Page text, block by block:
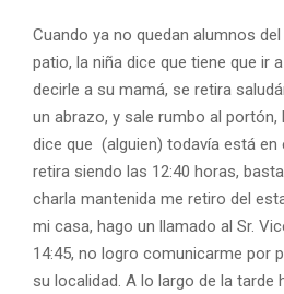
Cuando ya no quedan alumnos
patio, la niña dice que tiene que ir
decirle a su mamá, se retira
un abrazo, y sale rumbo al portón,
dice que (alguien) todavía está en
retira siendo las 12:40 horas,
charla mantenida me retiro del
mi casa, hago un llamado al Sr.
14:45, no logro comunicarme por
su localidad. A lo largo de la tarde